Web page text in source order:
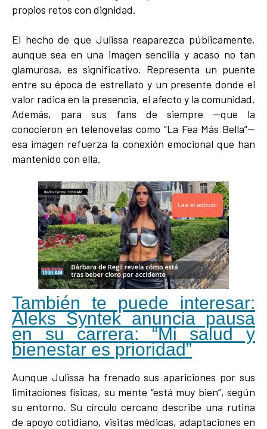
propios retos con dignidad.
El hecho de que Julissa reaparezca públicamente,
aunque sea en una imagen sencilla y acaso no tan
glamurosa, es significativo. Representa un puente
entre su época de estrellato y un presente donde el
valor radica en la presencia, el afecto y la comunidad.
Además, para sus fans de siempre —que la
conocieron en telenovelas como “La Fea Más Bella”—
esa imagen refuerza la conexión emocional que han
mantenido con ella.
Lea el artículo
También te puede interesar:
Aleks Syntek anuncia pausa
en su carrera: “Mi salud y
bienestar es prioridad”
Aunque Julissa ha frenado sus apariciones por sus
limitaciones físicas, su mente “está muy bien”, según
su entorno. Su círculo cercano describe una rutina
de apoyo cotidiano, visitas médicas, adaptaciones en